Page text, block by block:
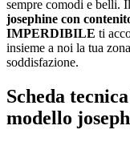
sempre comodi e belli. Il
josephine con
IMPERDIBILE ti
insieme a noi la tua
soddisfazione.
Scheda
modello